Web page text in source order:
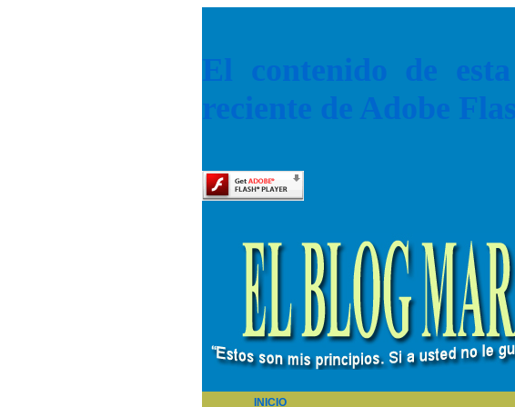
El contenido de
reciente de Adobe
INICIO